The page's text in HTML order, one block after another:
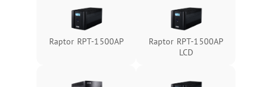
Raptor RPT-1500AP
Raptor RPT-1500AP
LCD